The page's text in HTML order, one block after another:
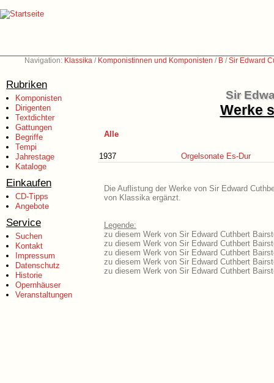
Navigation: Klassika / Komponistinnen und Komponisten / B /Sir Edward
Rubriken
Komponisten
Dirigenten
Textdichter
Gattungen
Begriffe
Tempi
Jahrestage
Kataloge
Einkaufen
CD-Tipps
Angebote
Service
Suchen
Kontakt
Impressum
Datenschutz
Historie
Opernhäuser
Veranstaltungen
Sir
Werke
Alle
1937 Orgelsonate Es-Dur
Die Auflistung der Werke von Sir Edward
von Klassika ergänzt.
Legende:
zu diesem Werk von Sir Edward Cuthbert
zu diesem Werk von Sir Edward Cuthbert
zu diesem Werk von Sir Edward Cuthbert
zu diesem Werk von Sir Edward Cuthbert
zu diesem Werk von Sir Edward Cuthbert